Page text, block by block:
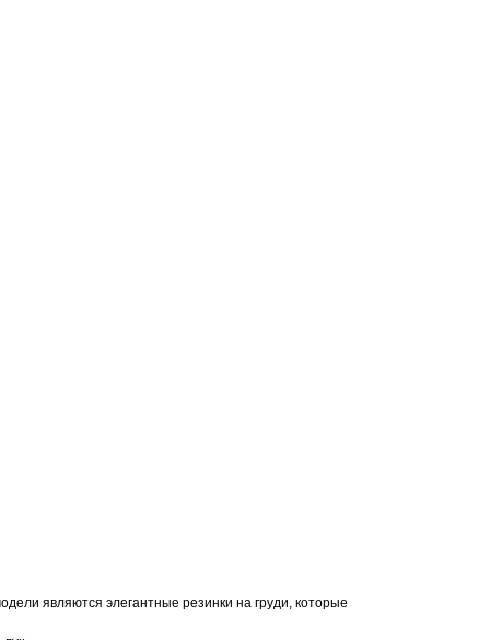
являются элегантные резинки на груди, которые